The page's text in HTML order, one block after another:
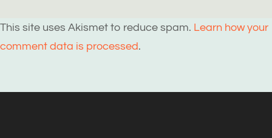
This site uses Akismet to reduce spam. Learn how your
comment data is processed.